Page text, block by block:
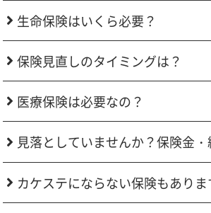
生命保険はいくら必要？
保険見直しのタイミングは？
医療保険は必要なの？
見落としていませんか？保険金
カケステにならない保険もありま